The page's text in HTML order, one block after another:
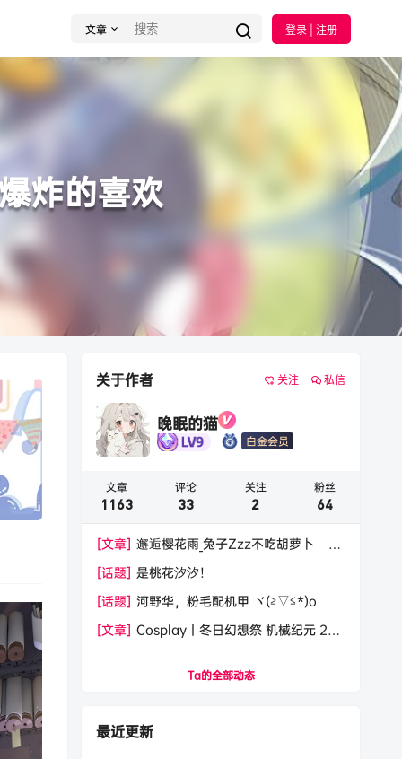
文章 登录 | 注册
炸的喜欢
关于作者 关注 私信
晚眠的猫
白金会员
文章
1163
评论
33
关注
2
粉丝
64
[文章] 邂逅樱花雨_兔子Zzz不吃胡萝卜 – 写
[话题] 是桃花汐汐！
[话题] 河野华，粉毛配机甲 ヾ(≧▽≦*)o
[文章] Cosplay｜冬日幻想祭 机械纪元 2b
Ta的全部动态
最近更新